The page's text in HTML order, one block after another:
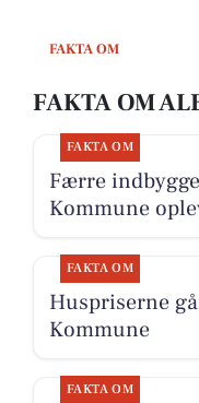
FAKTA OM
FAKTA OM
FAKTA OM
Færre
Kommune
FAKTA OM
Huspriserne
Kommune
FAKTA OM